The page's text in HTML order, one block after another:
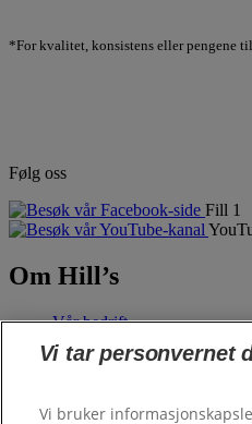
*For kvalitet, konsistens eller pengene
Følg oss
Fill 1
Om Hill’s
Vår bedrift
Hill's Pet
Fôrbestilling
Vi tar personvernet
Vi bruker